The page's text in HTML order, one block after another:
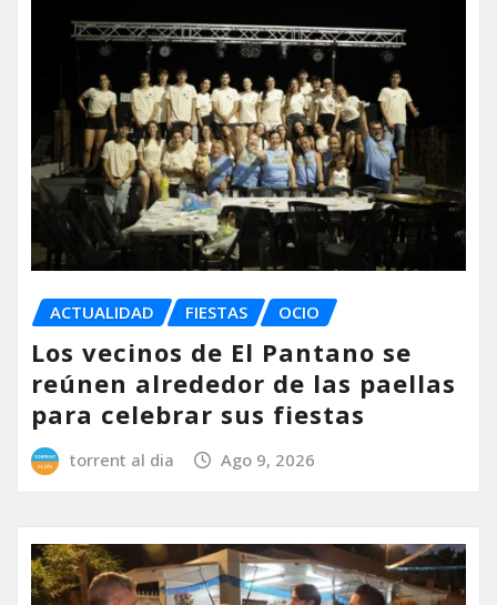
ACTUALIDAD FIESTAS OCIO
Los vecinos de El Pantano se
reúnen alrededor de las paellas
para celebrar sus fiestas
torrent al dia Ago 9, 2026